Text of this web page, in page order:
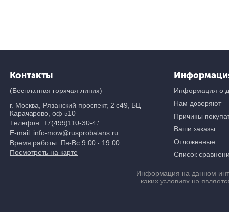
Контакты
(Бесплатная горячая линия)
г. Москва, Рязанский проспект, 2 с49, БЦ
Карачарово, оф 510
Телефон: +7(499)110-30-47
E-mail: info-mow@rusprobalans.ru
Время работы: Пн-Вс 9.00 - 19.00
Посмотреть на карте
Информация о
Нам доверяют
Причины
Ваши заказы
Отложенные
Список
Информация на данном
каких условиях не